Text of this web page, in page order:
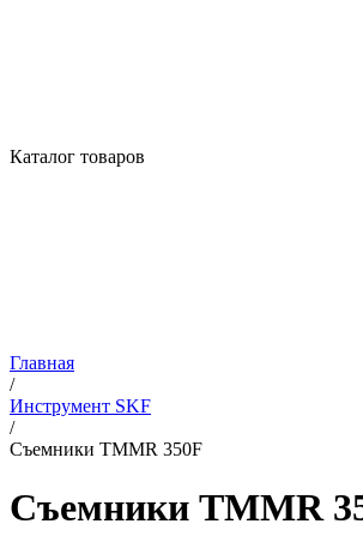
Каталог товаров
Главная
/
Инструмент SKF
/
Съемники TMMR 350F
Съемники TMMR